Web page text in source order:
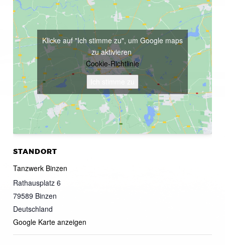
STANDORT
Tanzwerk Binzen
Rathausplatz 6
79589 Binzen
Deutschland
Google Karte anzeigen
Klicke auf "Ich stimme zu", um Google maps
zu aktivieren
Cookie-Richtlinie